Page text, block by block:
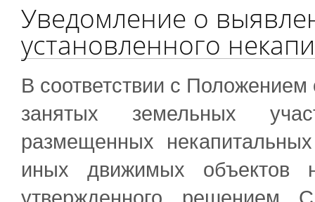
Уведомление о
установленного
В соответствии с
занятых земельных
размещенных
иных движимых объектов